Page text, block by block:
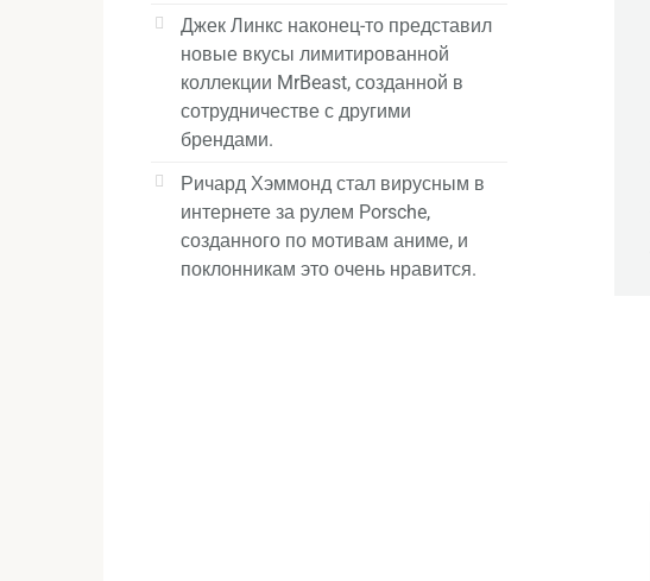
Джек Линкс наконец-то представил
новые вкусы лимитированной
коллекции MrBeast, созданной в
сотрудничестве с другими
брендами.
Ричард Хэммонд стал вирусным в
интернете за рулем Porsche,
созданного по мотивам аниме, и
поклонникам это очень нравится.